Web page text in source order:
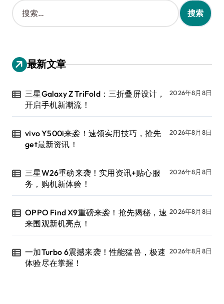
搜
索
：
最新文章
三星Galaxy Z TriFold：三折叠屏设计，
开启手机新潮流！
2026年8月8日
vivo Y500i来袭！速领实用技巧，抢先
get最新资讯！
2026年8月8日
三星W26重磅来袭！实用资讯+贴心服
务，购机新体验！
2026年8月8日
OPPO Find X9重磅来袭！抢先揭秘，速
来围观新机亮点！
2026年8月8日
一加Turbo 6震撼来袭！性能猛兽，极速
体验尽在掌握！
2026年8月8日